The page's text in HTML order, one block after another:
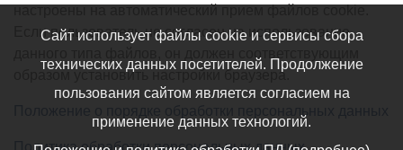
Если пользователь не согласен на использование
образом установить настройки браузера.
Политика обработки персональных данных
Сайт использует файлы cookie и сервисы сбора
технических данных посетителей. Продолжение
пользования сайтом является согласием на
применение данных технологий.